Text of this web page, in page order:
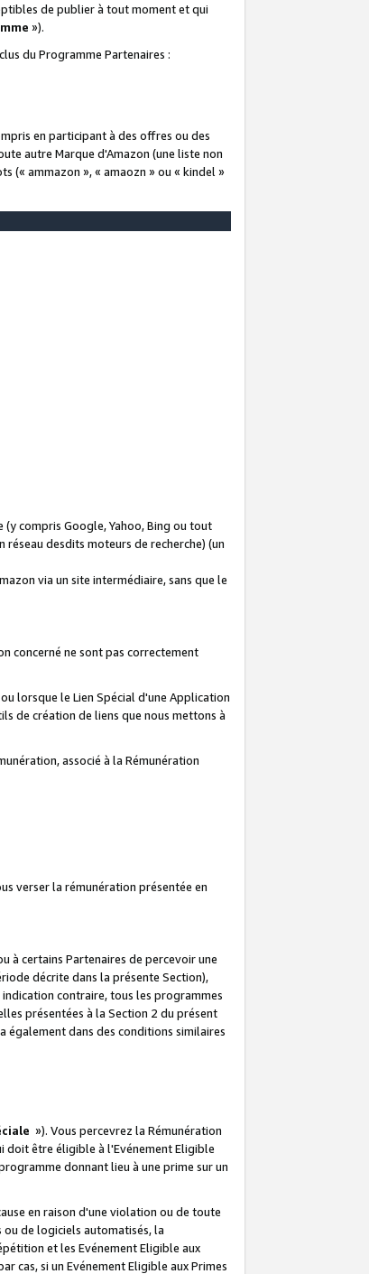
de publier à tout moment et qui
»).
du Programme Partenaires :
en participant à des offres ou des
autre Marque d'Amazon (une liste non
(« ammazon », « amaozn » ou « kindel »
compris Google, Yahoo, Bing ou tout
desdits moteurs de recherche) (un
via un site intermédiaire, sans que le
concerné ne sont pas correctement
lorsque le Lien Spécial d'une Application
de création de liens que nous mettons à
associé à la Rémunération
verser la rémunération présentée en
à certains Partenaires de percevoir une
décrite dans la présente Section),
contraire, tous les programmes
présentées à la Section 2 du présent
également dans des conditions similaires
»). Vous percevrez la Rémunération
doit être éligible à l'Evénement Eligible
donnant lieu à une prime sur un
en raison d'une violation ou de toute
de logiciels automatisés, la
et les Evénement Eligible aux
cas, si un Evénement Eligible aux Primes